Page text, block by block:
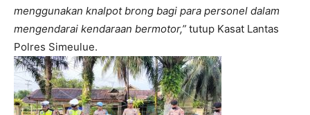
menggunakan knalpot brong bagi para personel dalam
mengendarai kendaraan bermotor,” tutup Kasat Lantas
Polres Simeulue.